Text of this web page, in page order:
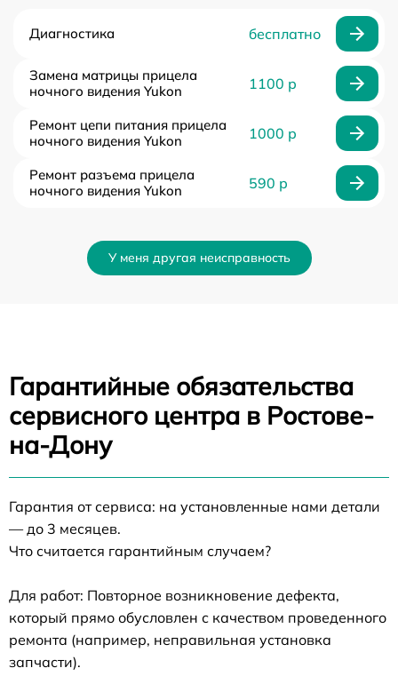
Диагностика бесплатно
Замена матрицы прицела
ночного видения Yukon
1100 р
Ремонт цепи питания прицела
ночного видения Yukon
1000 р
Ремонт разъема прицела
ночного видения Yukon
590 р
У меня другая неисправность
Гарантийные обязательства
сервисного центра в Ростове-
на-Дону
Гарантия от сервиса: на установленные нами детали
— до 3 месяцев.
Что считается гарантийным случаем?
Для работ: Повторное возникновение дефекта,
который прямо обусловлен с качеством проведенного
ремонта (например, неправильная установка
запчасти).